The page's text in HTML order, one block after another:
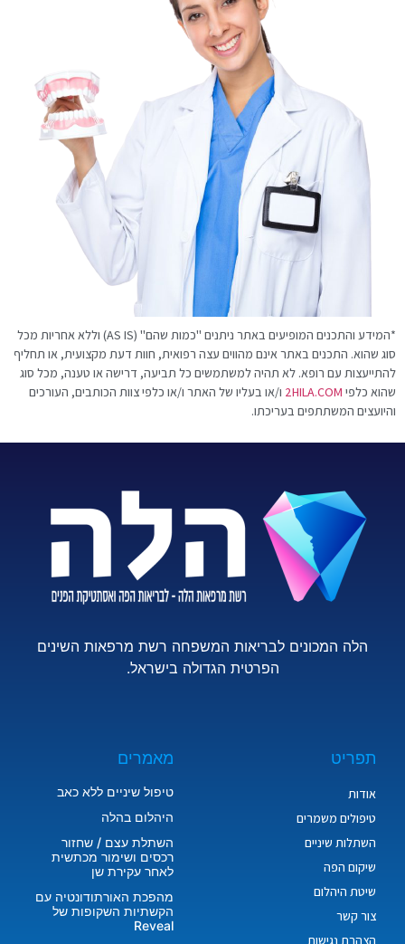
*המידע והתכנים המופיעים באתר ניתנים "כמות שהם" (AS IS) וללא אחריות מכל
סוג שהוא. התכנים באתר אינם מהווים עצה רפואית, חוות דעת מקצועית, או תחליף
להתייעצות עם רופא. לא תהיה למשתמשים כל תביעה, דרישה או טענה, מכל סוג
שהוא כלפי
2HILA.COM
ו/או בעליו של האתר ו/או כלפי צוות הכותבים, העורכים
והיועצים המשתתפים בעריכתו.
הלה המכונים לבריאות המשפחה רשת מרפאות השינים
הפרטית הגדולה בישראל.
תפריט
אודות
טיפולים משמרים
השתלות שיניים
שיקום הפה
שיטת היהלום
צור קשר
הצהרת נגישות
מאמרים
טיפול שיניים ללא כאב
היהלום בהלה
השתלת עצם / שחזור
רכסים ושימור מכתשית
לאחר עקירת שן
מהפכת האורתודונטיה עם
הקשתיות השקופות של
Reveal